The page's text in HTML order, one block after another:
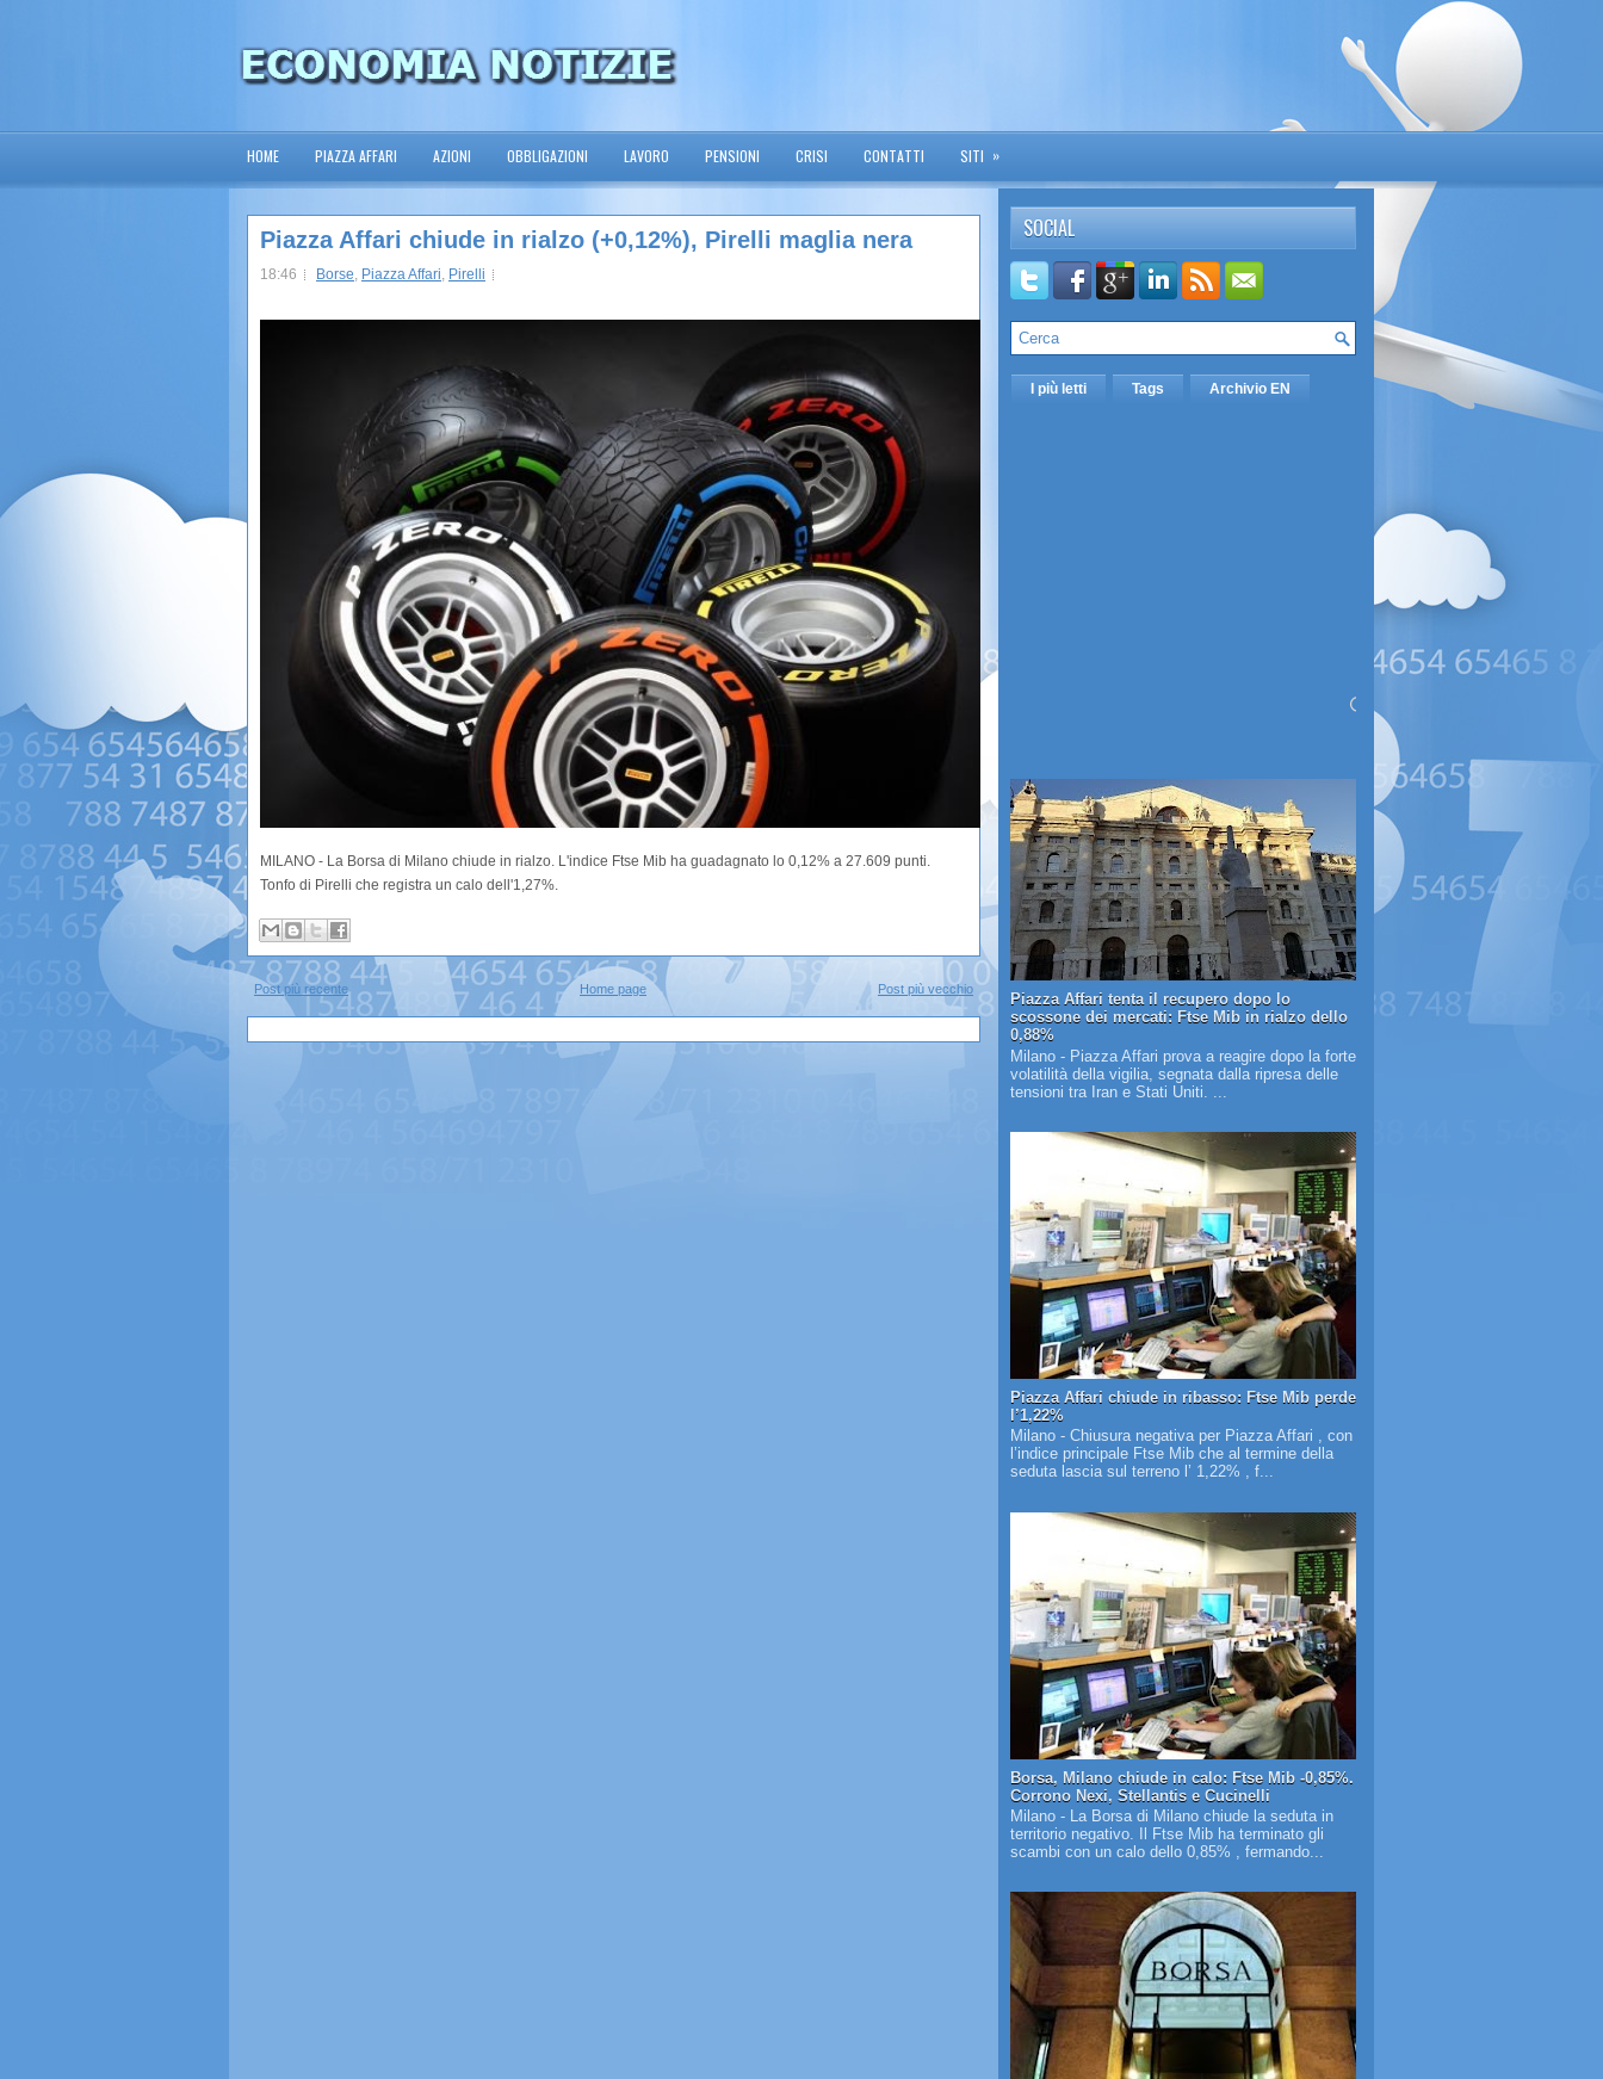
HOME PIAZZA AFFARI AZIONI OBBLIGAZIONI LAVORO PENSIONI CRISI CONTATTI SITI »
Piazza Affari chiude in rialzo (+0,12%), Pirelli maglia nera
18:46 Borse, Piazza Affari, Pirelli
MILANO - La Borsa di Milano chiude in rialzo. L'indice Ftse Mib ha guadagnato lo 0,12% a 27.609 punti.
Tonfo di Pirelli che registra un calo dell'1,27%.
Post più recente Post più vecchio
Home page
SOCIAL
I più letti Tags Archivio EN
Piazza Affari tenta il recupero dopo lo
scossone dei mercati: Ftse Mib in rialzo dello
0,88%
Milano - Piazza Affari prova a reagire dopo la forte
volatilità della vigilia, segnata dalla ripresa delle
tensioni tra Iran e Stati Uniti. ...
Piazza Affari chiude in ribasso: Ftse Mib perde
l’1,22%
Milano - Chiusura negativa per Piazza Affari , con
l’indice principale Ftse Mib che al termine della
seduta lascia sul terreno l’ 1,22% , f...
Borsa, Milano chiude in calo: Ftse Mib -0,85%.
Corrono Nexi, Stellantis e Cucinelli
Milano - La Borsa di Milano chiude la seduta in
territorio negativo. Il Ftse Mib ha terminato gli
scambi con un calo dello 0,85% , fermando...